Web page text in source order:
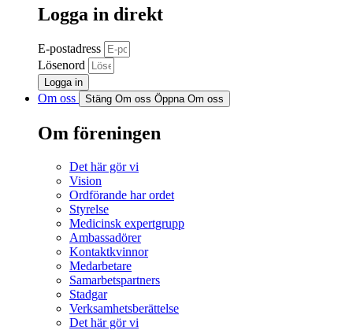
Logga in direkt
E-postadress
Lösenord
Logga in
Om oss Stäng Om oss Öppna Om oss
Om föreningen
Det här gör vi
Vision
Ordförande har ordet
Styrelse
Medicinsk expertgrupp
Ambassadörer
Kontaktkvinnor
Medarbetare
Samarbetspartners
Stadgar
Verksamhetsberättelse
Det här gör vi